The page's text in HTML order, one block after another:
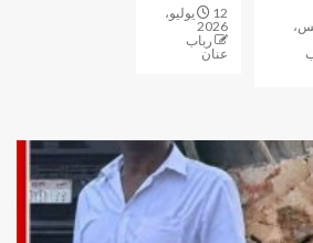
12 يوليو،
2026
رباب
عنان